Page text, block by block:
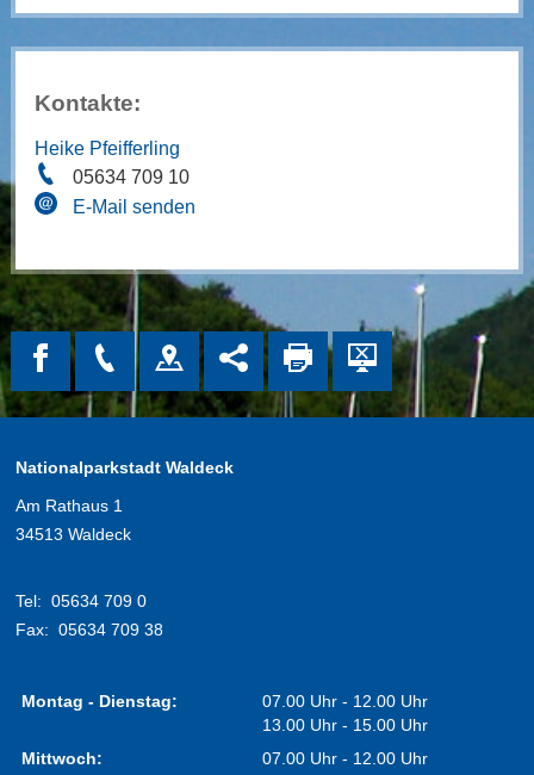
Kontakte:
Heike Pfeifferling
05634 709 10
E-Mail senden
Nationalparkstadt Waldeck
Am Rathaus 1
34513 Waldeck
Tel: 05634 709 0
Fax: 05634 709 38
Montag - Dienstag:
07.00 Uhr - 12.00 Uhr
13.00 Uhr - 15.00 Uhr
Mittwoch:
07.00 Uhr - 12.00 Uhr